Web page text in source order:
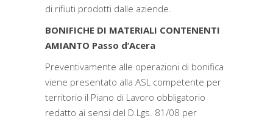
di rifiuti prodotti dalle aziende.
BONIFICHE DI MATERIALI CONTENENTI
AMIANTO Passo d’Acera
Preventivamente alle operazioni di bonifica
viene presentato alla ASL competente per
territorio il Piano di Lavoro obbligatorio
redatto ai sensi del D.Lgs. 81/08 per